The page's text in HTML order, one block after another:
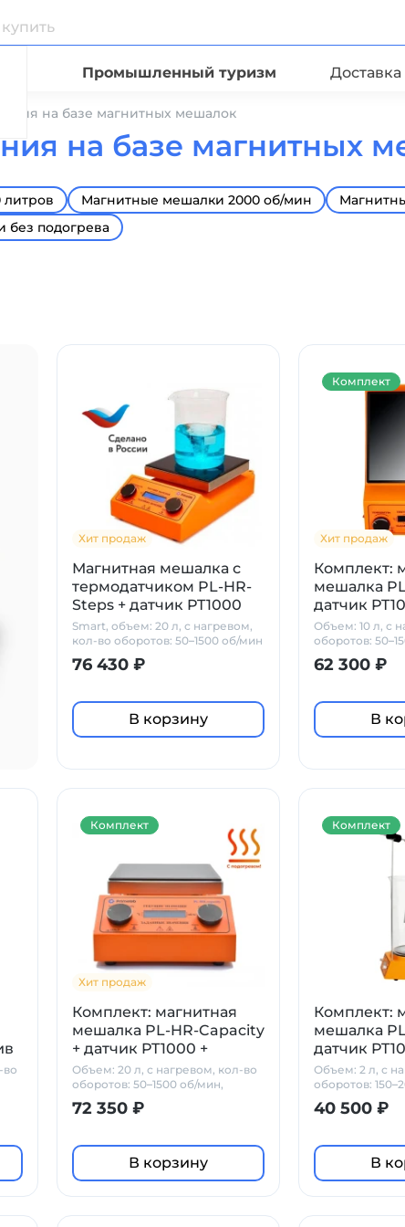
Промышленный туризм Доставка
на базе магнитных мешалок
на базе магнитных
Магнитные мешалки 2000 об/мин
без подогрева
Хит продаж
Магнитная мешалка с
термодатчиком PL-HR-
Steps + датчик PT1000
Smart, объем: 20 л, с нагревом,
кол-во оборотов: 50–1500 об/мин
76 430 ₽
В корзину
Хит продаж
Комплект:
мешалка
датчик
Primelab
Объем: 10 л, с
оборотов:
стеклокерамика
62 300 ₽
В
Комплект
во
Хит продаж
Комплект: магнитная
мешалка PL-HR-Capacity
+ датчик PT1000 +
штатив Primelab
Объем: 20 л, с нагревом, кол-во
оборотов: 50–1500 об/мин,
стеклокерамика
72 350 ₽
В корзину
Комплект
Комплект:
мешалка
датчик
Объем: 2 л, с
оборотов:
PT1000 + штатив
40 500 ₽
В
Комплект